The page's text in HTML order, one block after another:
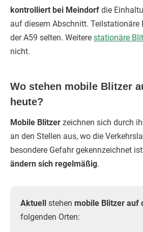
kontrolliert bei Meindorf die
auf diesem Abschnitt. Teilstationäre
der A59 selten. Weitere stationäre
nicht.
Wo stehen mobile Blitzer
heute?
Mobile Blitzer zeichnen sich durch
an den Stellen aus, wo die
besondere Gefahr gekennzeichnet
ändern sich regelmäßig.
Aktuell stehen mobile Blitzer auf
folgenden Orten: